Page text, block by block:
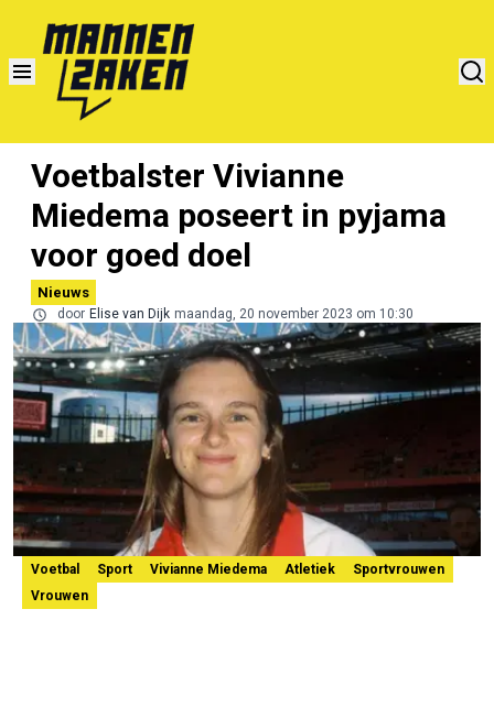
Voetbalster Vivianne
Miedema poseert in pyjama
voor goed doel
Nieuws
door Elise van Dijk maandag, 20 november 2023 om 10:30
Voetbal Sport Vivianne Miedema Atletiek
Sportvrouwen
Vrouwen